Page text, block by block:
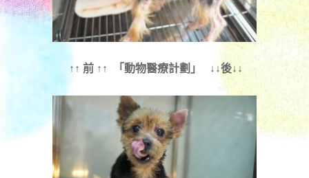
↑↑ 前 ↑↑ 「動物醫療計劃」 ↓↓後↓↓